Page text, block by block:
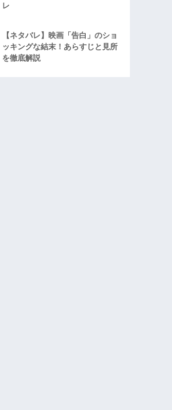
レ
【ネタバレ】映画「告白」のショ
ッキングな結末！あらすじと見所
を徹底解説